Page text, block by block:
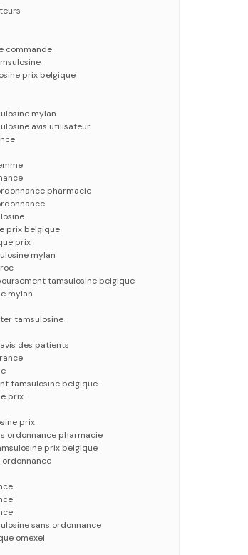
commande
prix belgique
mylan
avis utilisateur
pharmacie
prix belgique
prix
mylan
tamsulosine belgique
mylan
tamsulosine
des patients
tamsulosine belgique
prix
prix
ordonnance pharmacie
prix belgique
ordonnance
sans ordonnance
omexel